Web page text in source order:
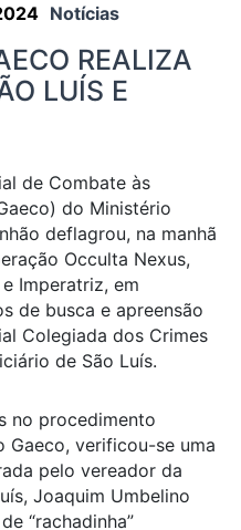
Notícias
REALIZA
LUÍS E
de Combate às
do Ministério
deflagrou, na manhã
Occulta Nexus,
Imperatriz, em
de busca e apreensão
Colegiada dos Crimes
de São Luís.
no procedimento
Gaeco, verificou-se uma
pelo vereador da
Joaquim Umbelino
“rachadinha”